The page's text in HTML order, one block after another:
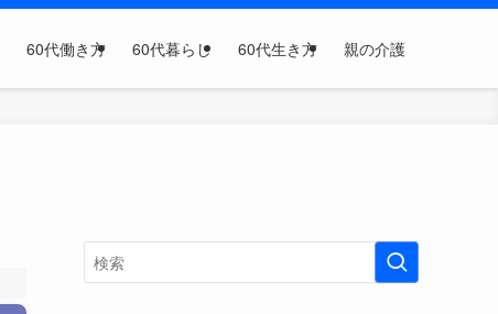
60代働き方 60代暮らし 60代生き方 親の介護